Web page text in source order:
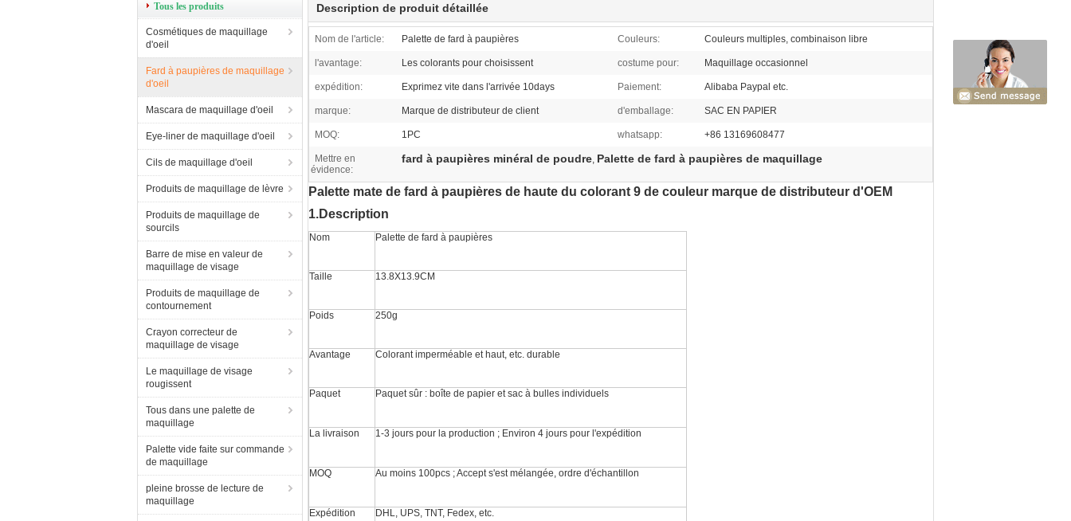
Tous les produits
Cosmétiques de maquillage
d'oeil
Fard à paupières de maquillage
d'oeil
Mascara de maquillage d'oeil
Eye-liner de maquillage d'oeil
Cils de maquillage d'oeil
Produits de maquillage de lèvre
Produits de maquillage de
sourcils
Barre de mise en valeur de
maquillage de visage
Produits de maquillage de
contournement
Crayon correcteur de
maquillage de visage
Le maquillage de visage
rougissent
Tous dans une palette de
maquillage
Palette vide faite sur commande
de maquillage
pleine brosse de lecture de
maquillage
Description de produit détaillée
Nom de l'article: Palette de fard à paupières Couleurs: Couleurs multiples, combinaison libre
l'avantage: Les colorants pour choisissent costume pour: Maquillage occasionnel
expédition: Exprimez vite dans l'arrivée 10days Paiement: Alibaba Paypal etc.
marque: Marque de distributeur de client d'emballage: SAC EN PAPIER
MOQ: 1PC whatsapp: +86 13169608477
Mettre en
évidence:
fard à paupières minéral de poudre, Palette de fard à paupières de maquillage
Palette mate de fard à paupières de haute du colorant 9 de couleur marque de distributeur d'OEM
1.Description
Nom Palette de fard à paupières
Taille 13.8X13.9CM
Poids 250g
Avantage Colorant imperméable et haut, etc. durable
Paquet Paquet sûr : boîte de papier et sac à bulles individuels
La livraison 1-3 jours pour la production ; Environ 4 jours pour l'expédition
MOQ Au moins 100pcs ; Accept s'est mélangée, ordre d'échantillon
Expédition DHL, UPS, TNT, Fedex, etc.